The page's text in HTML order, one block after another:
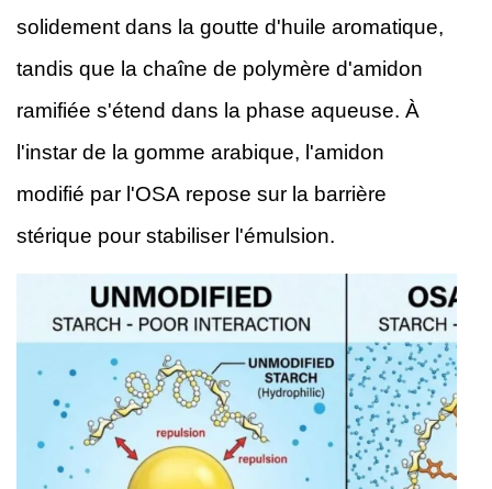
solidement dans la goutte d'huile aromatique,
tandis que la chaîne de polymère d'amidon
ramifiée s'étend dans la phase aqueuse. À
l'instar de la gomme arabique, l'amidon
modifié par l'OSA repose sur la barrière
stérique pour stabiliser l'émulsion.